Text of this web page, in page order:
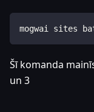
mogwai sites
Šī komanda
un 3